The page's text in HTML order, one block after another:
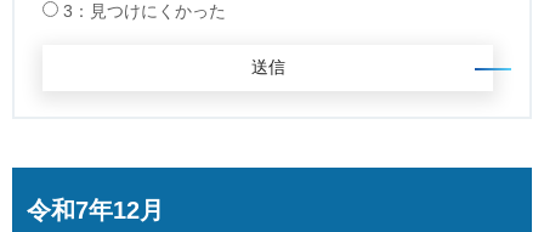
3：見つけにくかった
令和7年12月